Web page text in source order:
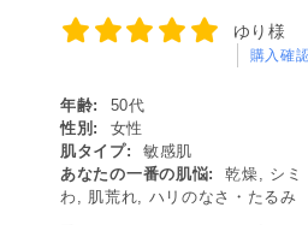
ゆり様
購入確
年齢:
50代
性別:
女性
肌タイプ:
敏感肌
あなたの一番の肌悩:
乾燥, シミ
わ, 肌荒れ, ハリのなさ・たるみ